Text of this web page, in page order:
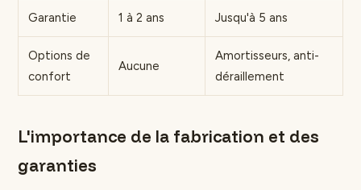
Garantie 1 à 2 ans Jusqu'à 5 ans
Options de
confort
Aucune
Amortisseurs, anti-
déraillement
L'importance de la fabrication et des
garanties